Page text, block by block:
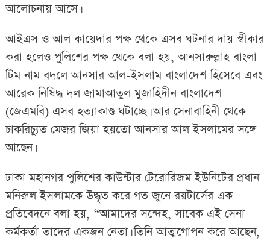
আলোচনায় আসে।
আইএস ও আল কায়েদার পক্ষ থেকে এসব ঘটনার দায় স্বীকার
করা হলেও পুলিশের পক্ষ থেকে বলা হয়, আনসারুল্লাহ বাংলা
টিম নাম বদলে আনসার আল-ইসলাম বাংলাদেশ হিসেবে এবং
আরেক নিষিদ্ধ দল জামাআতুল মুজাহিদীন বাংলাদেশ
(জেএমবি) এসব হত্যাকাণ্ড ঘটাচ্ছে। আর সেনাবাহিনী থেকে
চাকরিচ্যুত মেজর জিয়া হয়তো আনসার আল ইসলামের সঙ্গে
আছেন।
ঢাকা মহানগর পুলিশের কাউন্টার টেরোরিজম ইউনিটের প্রধান
মনিরুল ইসলামকে উদ্ধৃত করে গত জুনে রয়টার্সের এক
প্রতিবেদনে বলা হয়, “আমাদের সন্দেহ, সাবেক এই সেনা
কর্মকর্তা তাদের একজন নেতা। তিনি আত্মগোপন করে আছেন,